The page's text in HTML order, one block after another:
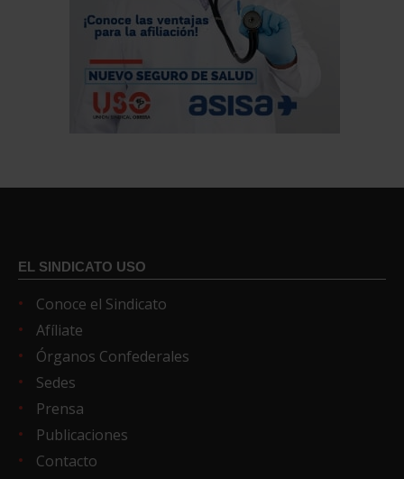
EL SINDICATO USO
Conoce el Sindicato
Afíliate
Órganos Confederales
Sedes
Prensa
Publicaciones
Contacto